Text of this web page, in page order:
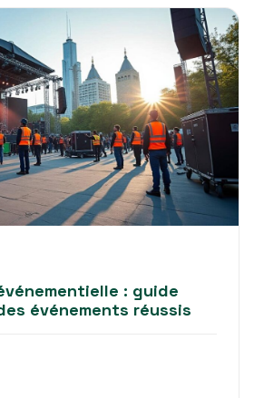
: guide
événements réussis